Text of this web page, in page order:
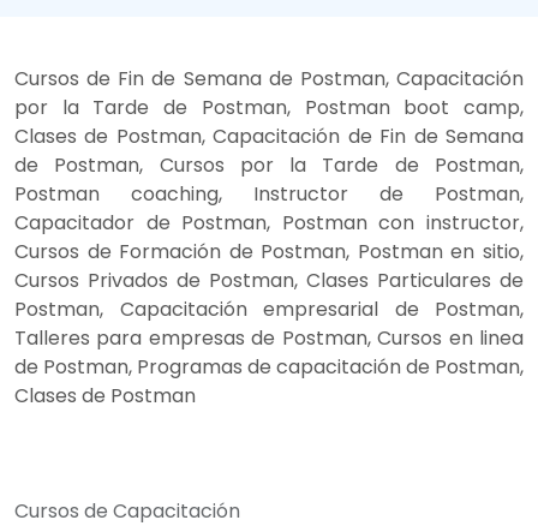
Cursos de Fin de Semana de Postman, Capacitación
por la Tarde de Postman, Postman boot camp,
Clases de Postman, Capacitación de Fin de Semana
de Postman, Cursos por la Tarde de Postman,
Postman coaching, Instructor de Postman,
Capacitador de Postman, Postman con instructor,
Cursos de Formación de Postman, Postman en sitio,
Cursos Privados de Postman, Clases Particulares de
Postman, Capacitación empresarial de Postman,
Talleres para empresas de Postman, Cursos en linea
de Postman, Programas de capacitación de Postman,
Clases de Postman
Cursos de Capacitación